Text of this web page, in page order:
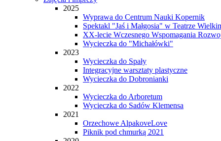
2025
Wyprawa do Centrum Nauki Kopernik
Spektakl "Jaś i Małgosia" w Teatrze
XX-lecie Wczesnego Wspomagania
Wycieczka do "Michałówki"
2023
Wycieczka do Spały
Integracyjne warsztaty plastyczne
Wycieczka do Dobronianki
2022
Wycieczka do Arboretum
Wycieczka do Sadów Klemensa
2021
Orzechowe AlpakoveLove
Piknik pod chmurką 2021